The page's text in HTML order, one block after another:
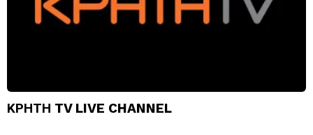
ΚΡΗΤΗ TV LIVE CHANNEL